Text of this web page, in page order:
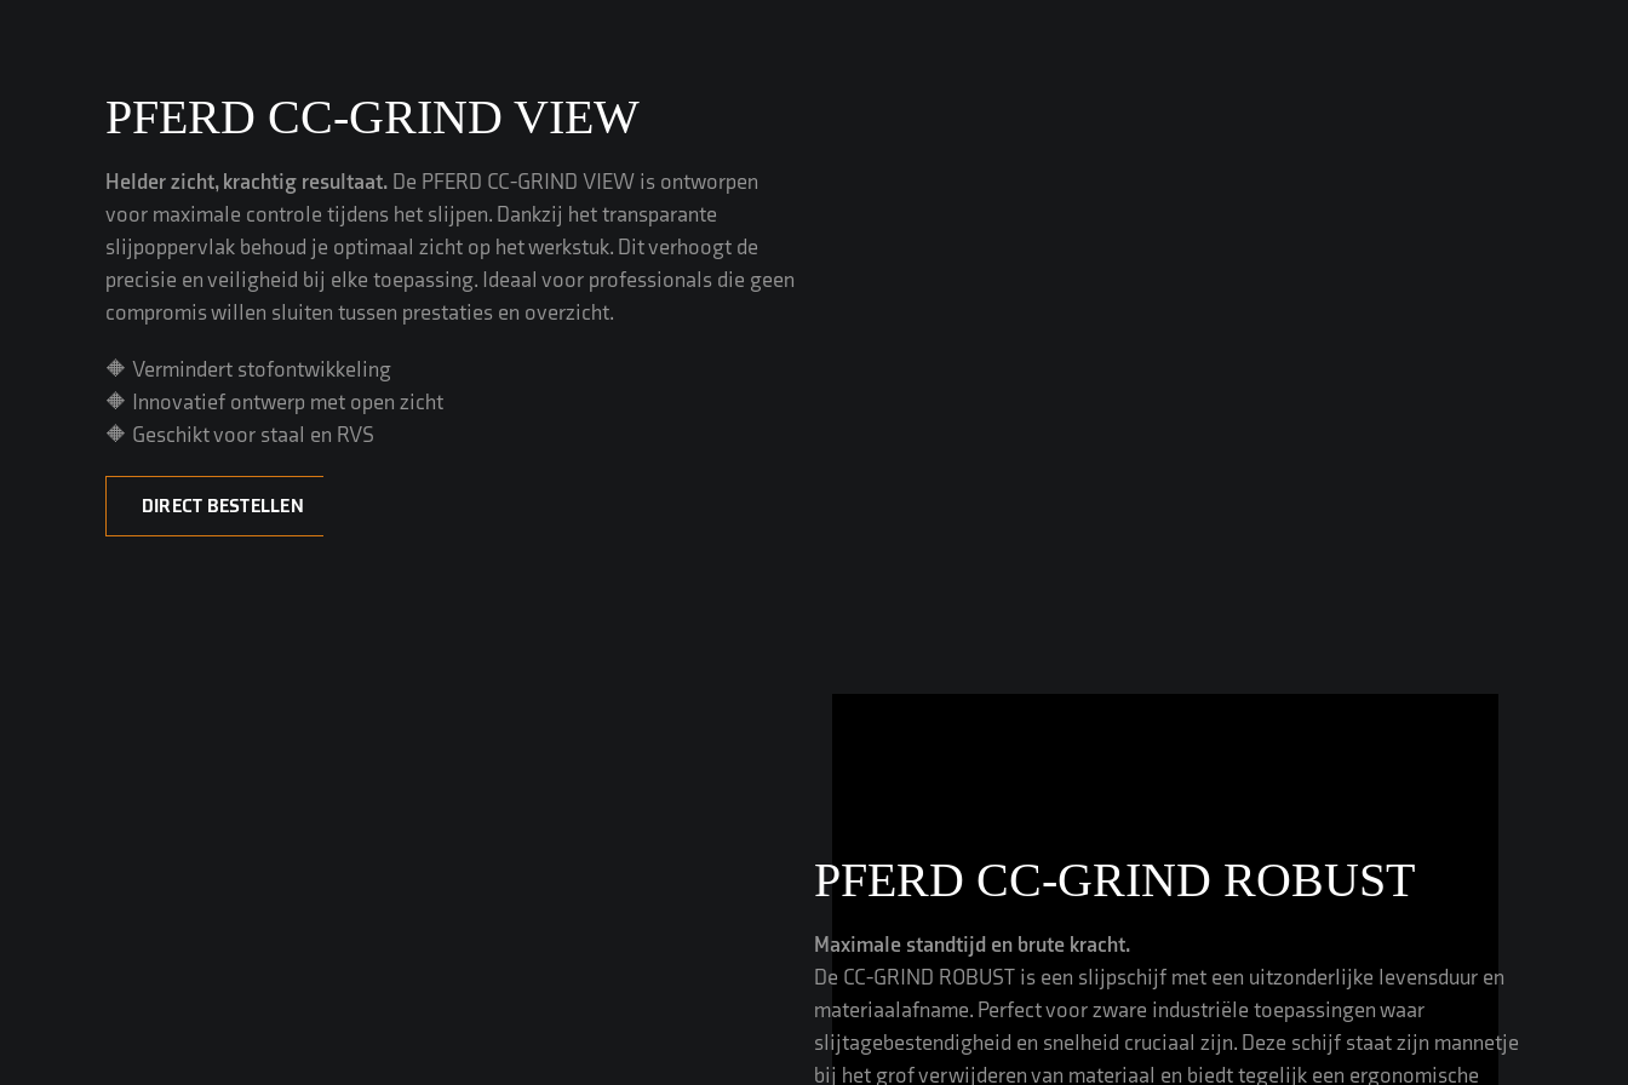
PFERD CC-GRIND VIEW
Helder zicht, krachtig resultaat. De PFERD CC-GRIND VIEW is ontworpen
voor maximale controle tijdens het slijpen. Dankzij het transparante
slijpoppervlak behoud je optimaal zicht op het werkstuk. Dit verhoogt de
precisie en veiligheid bij elke toepassing. Ideaal voor professionals die geen
compromis willen sluiten tussen prestaties en overzicht.
🔶 Vermindert stofontwikkeling
🔶 Innovatief ontwerp met open zicht
🔶 Geschikt voor staal en RVS
DIRECT BESTELLEN
PFERD CC-GRIND ROBUST
Maximale standtijd en brute kracht.
De CC-GRIND ROBUST is een slijpschijf met een uitzonderlijke levensduur en
materiaalafname. Perfect voor zware industriële toepassingen waar
slijtagebestendigheid en snelheid cruciaal zijn. Deze schijf staat zijn mannetje
bij het grof verwijderen van materiaal en biedt tegelijk een ergonomische